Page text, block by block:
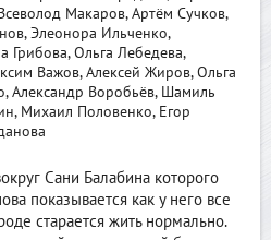
Макаров, Артём Сучков,
Элеонора Ильченко,
Грибова, Ольга Лебедева,
Важов, Алексей Жиров, Ольга
Александр Воробьёв, Шамиль
Михаил Половенко, Егор
Сани Балабина которого
показывается как у него все
старается жить нормально.